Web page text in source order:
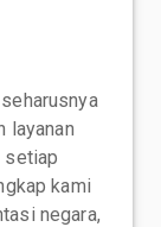
layanan
setiap
kami
negara,